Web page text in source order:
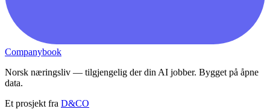
Companybook
Norsk næringsliv — tilgjengelig der din AI jobber. Bygget på åpne
data.
Et prosjekt fra D&CO